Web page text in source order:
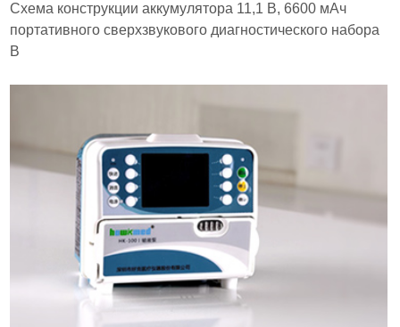
Схема конструкции аккумулятора 11,1 В, 6600 мАч
портативного сверхзвукового диагностического набора
B